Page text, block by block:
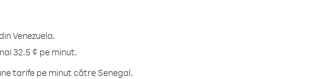
Venezuela.
32.5 ¢ pe minut.
tarife pe minut către Senegal.